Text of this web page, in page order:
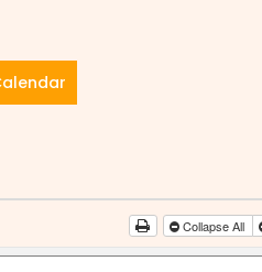
Collapse All